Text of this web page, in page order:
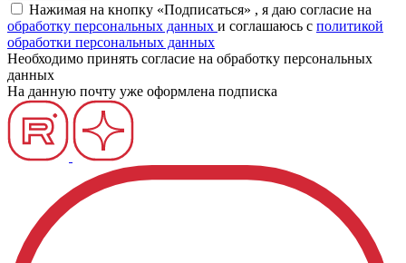
Нажимая на кнопку «Подписаться» , я даю согласие на
обработку персональных данных и соглашаюсь c политикой
обработки персональных данных
Необходимо принять согласие на обработку персональных
данных
На данную почту уже оформлена подписка